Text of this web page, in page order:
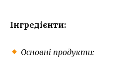
Інгредієнти:
Основні продукти: